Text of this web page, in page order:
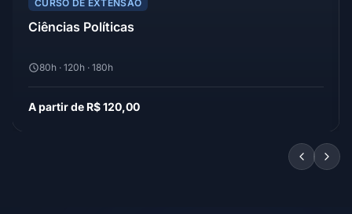
CURSO DE EXTENSÃO
Ciências Políticas
80h · 120h · 180h
A partir de R$ 120,00